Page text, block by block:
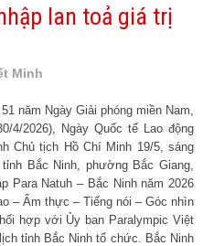
lan toả giá trị
Minh
năm Ngày Giải phóng miền Nam,
4/2026), Ngày Quốc tế Lao động
Chủ tịch Hồ Chí Minh 19/5, sáng
Bắc Ninh, phường Bắc Giang,
Para Natuh – Bắc Ninh năm 2026
– Ẩm thực – Tiếng nói – Góc nhìn
hợp với Ủy ban Paralympic Việt
tỉnh Bắc Ninh tổ chức. Bắc Ninh